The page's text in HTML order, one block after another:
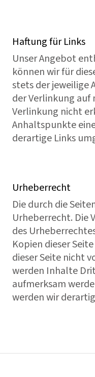
Haftung für Links
Unser Angebot
können wir für
stets der jeweilige
der Verlinkung
Verlinkung nicht
Anhaltspunkte
derartige Links
Urheberrecht
Die durch die
Urheberrecht. Die
des
Kopien dieser
dieser Seite nicht
werden Inhalte
aufmerksam
werden wir